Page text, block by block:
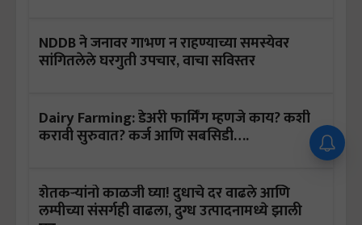
NDDB ने जनावर गाभण न राहण्याच्या समस्येवर
सांगितलेले घरगुती उपचार, वाचा सविस्तर
Dairy Farming: डेअरी फार्मिंग म्हणजे काय? कशी
करावी सुरुवात? कर्ज आणि सबसिडी….
शेतकऱ्यांनो काळजी घ्या! दुधाचे दर वाढले आणि
लम्पीच्या संसर्गही वाढला, दुग्ध उत्पादनामध्ये झाली